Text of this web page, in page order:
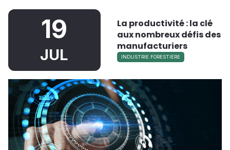
19
JUL
La productivité : la clé
aux nombreux défis des
manufacturiers
INDUSTRIE FORESTIÈRE